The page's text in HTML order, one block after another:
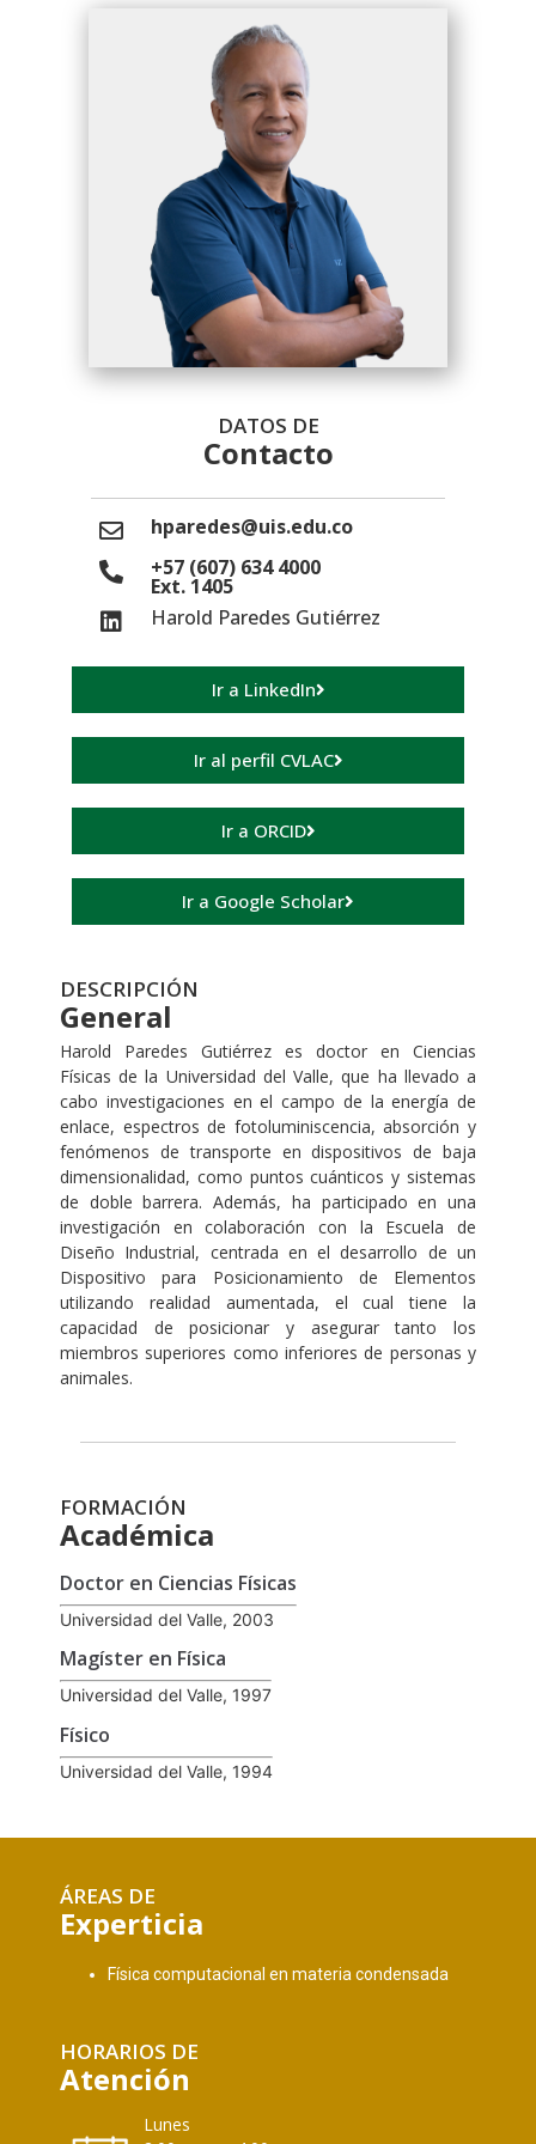
DATOS DE
Contacto
hparedes@uis.edu.co
+57 (607) 634 4000
Ext. 1405
Harold Paredes Gutiérrez
Ir a LinkedIn
Ir al perfil CVLAC
Ir a ORCID
Ir a Google Scholar
DESCRIPCIÓN
General
Harold Paredes Gutiérrez es doctor en Ciencias
Físicas de la Universidad del Valle, que ha llevado a
cabo investigaciones en el campo de la energía de
enlace, espectros de fotoluminiscencia, absorción y
fenómenos de transporte en dispositivos de baja
dimensionalidad, como puntos cuánticos y sistemas
de doble barrera. Además, ha participado en una
investigación en colaboración con la Escuela de
Diseño Industrial, centrada en el desarrollo de un
Dispositivo para Posicionamiento de Elementos
utilizando realidad aumentada, el cual tiene la
capacidad de posicionar y asegurar tanto los
miembros superiores como inferiores de personas y
animales.
FORMACIÓN
Académica
Doctor en Ciencias Físicas
Universidad del Valle, 2003
Magíster en Física
Universidad del Valle, 1997
Físico
Universidad del Valle, 1994
ÁREAS DE
Experticia
Física computacional en materia condensada
HORARIOS DE
Atención
Lunes